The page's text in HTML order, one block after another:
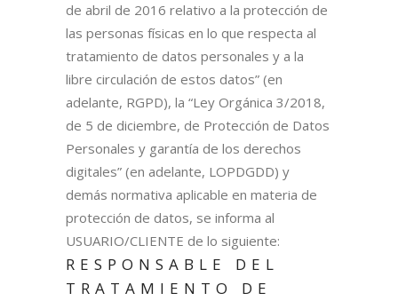
de abril de 2016 relativo a la protección de
las personas físicas en lo que respecta al
tratamiento de datos personales y a la
libre circulación de estos datos” (en
adelante, RGPD), la “Ley Orgánica 3/2018,
de 5 de diciembre, de Protección de Datos
Personales y garantía de los derechos
digitales” (en adelante, LOPDGDD) y
demás normativa aplicable en materia de
protección de datos, se informa al
USUARIO/CLIENTE de lo siguiente:
RESPONSABLE DEL
TRATAMIENTO DE